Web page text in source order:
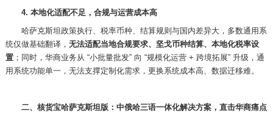
4. 本地化适配不足，合规与运营成本高
哈萨克斯坦政策执行、税率币种、结算规则与国内差异大，多数通用系
统仅做基础翻译， 无法适配当地合规要求、坚戈币种结算、本地化税率设
置；同时，华商业务从 “小批量批发” 向 “规模化运营 + 跨境拓展” 升级，通
用系统功能单一，无法支撑定制化需求，更换系统成本高、数据迁移难。
二、核货宝哈萨克斯坦版：中俄哈三语一体化解决方案，直击华商痛点